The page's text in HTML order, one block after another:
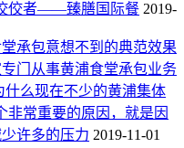
佼者——臻膳国际餐 2019-
承包意想不到的典范效果
门从事黄浦食堂承包业务
么现在不少的黄浦集体
非常重要的原因，就是因
许多的压力 2019-11-01